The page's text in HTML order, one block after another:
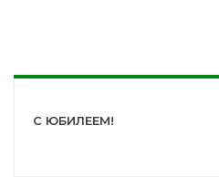
С ЮБИЛЕЕМ!